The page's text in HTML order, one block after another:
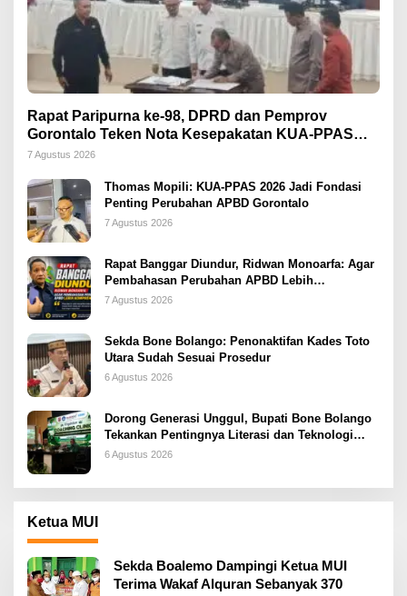
Rapat Paripurna ke-98, DPRD dan Pemprov
Gorontalo Teken Nota Kesepakatan KUA-PPAS
2026
7 Agustus 2026
Thomas Mopili: KUA-PPAS 2026 Jadi Fondasi
Penting Perubahan APBD Gorontalo
7 Agustus 2026
Rapat Banggar Diundur, Ridwan Monoarfa: Agar
Pembahasan Perubahan APBD Lebih
Komprehensif
7 Agustus 2026
Sekda Bone Bolango: Penonaktifan Kades Toto
Utara Sudah Sesuai Prosedur
6 Agustus 2026
Dorong Generasi Unggul, Bupati Bone Bolango
Tekankan Pentingnya Literasi dan Teknologi
sejak Dini
6 Agustus 2026
Ketua MUI
Sekda Boalemo Dampingi Ketua MUI
Terima Wakaf Alquran Sebanyak 370